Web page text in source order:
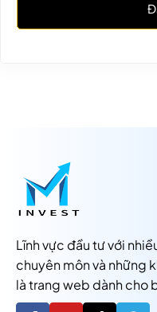
Lĩnh vực đầu tư với
chuyên môn và những
là trang web dành cho